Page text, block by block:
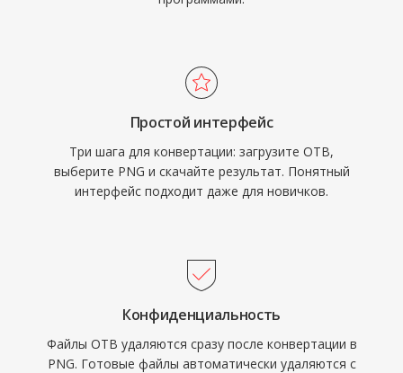
Простой интерфейс
Три шага для конвертации: загрузите OTB,
выберите PNG и скачайте результат. Понятный
интерфейс подходит даже для новичков.
Конфиденциальность
Файлы OTB удаляются сразу после конвертации в
PNG. Готовые файлы автоматически удаляются с